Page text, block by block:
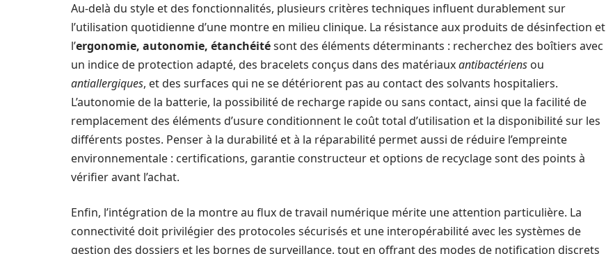
Au‑delà du style et des fonctionnalités, plusieurs critères techniques influent durablement sur
l’utilisation quotidienne d’une montre en milieu clinique. La résistance aux produits de désinfection et
l’ergonomie, autonomie, étanchéitésont des éléments déterminants : recherchez des boîtiers avec
un indice de protection adapté, des bracelets conçus dans des matériauxantibactériens ou
antiallergiques, et des surfaces qui ne se détériorent pas au contact des solvants hospitaliers.
L’autonomie de la batterie, la possibilité de recharge rapide ou sans contact, ainsi que la facilité de
remplacement des éléments d’usure conditionnent le coût total d’utilisation et la disponibilité sur les
différents postes. Penser à la durabilité et à la réparabilité permet aussi de réduire l’empreinte
environnementale : certifications, garantie constructeur et options de recyclage sont des points à
vérifier avant l’achat.
Enfin, l’intégration de la montre au flux de travail numérique mérite une attention particulière. La
connectivité doit privilégier des protocoles sécurisés et une interopérabilité avec les systèmes de
gestion des dossiers et les bornes de surveillance, tout en offrant des modes de notification discrets